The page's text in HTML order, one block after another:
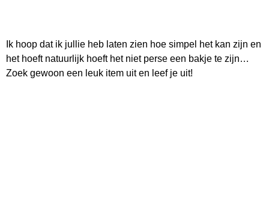
Ik hoop dat ik jullie heb laten zien hoe simpel het kan zijn en
het hoeft natuurlijk hoeft het niet perse een bakje te zijn…
Zoek gewoon een leuk item uit en leef je uit!